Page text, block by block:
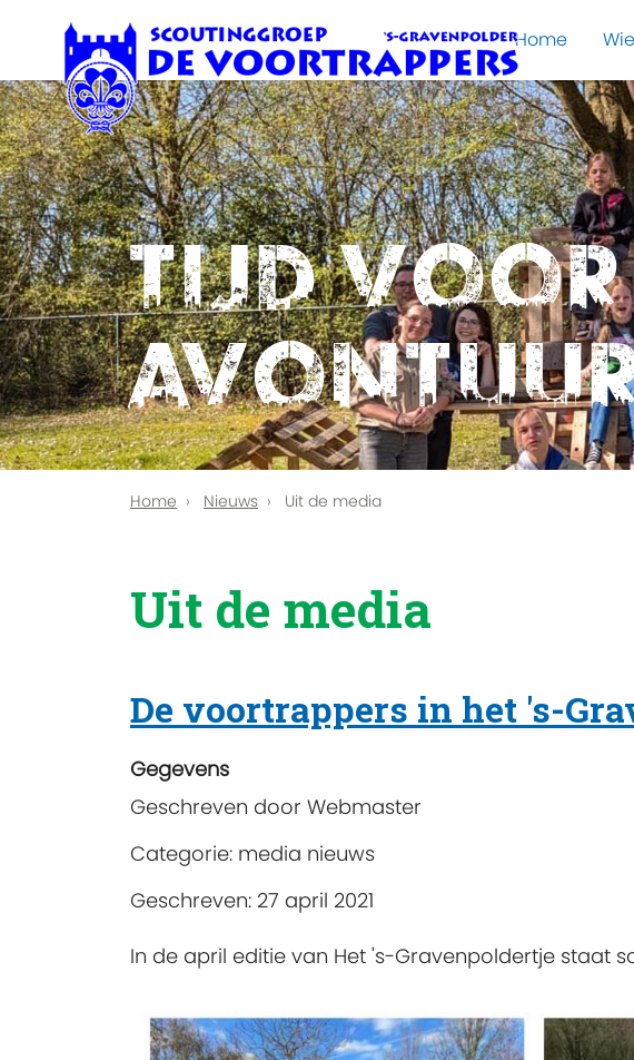
Home
Tijd voor
Home Nieuws Uit de media
Uit de media
De voortrappers in het 's-
Gegevens
Geschreven door Webmaster
Categorie: media nieuws
Geschreven: 27 april 2021
In de april editie van Het 's-Gravenpoldertje staat